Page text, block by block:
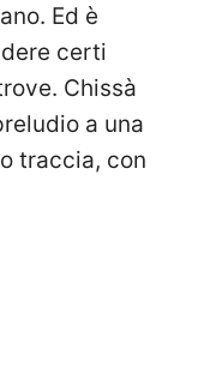
Ed è
certi
Chissà
a una
traccia, con